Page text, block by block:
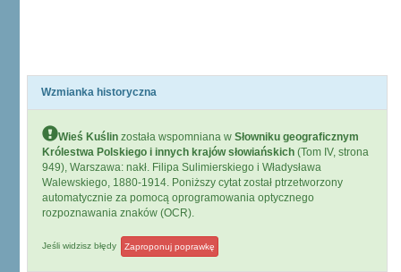
Wzmianka historyczna
Wieś Kuślin została wspomniana w Słowniku geograficznym
Królestwa Polskiego i innych krajów słowiańskich (Tom IV, strona
949), Warszawa: nakł. Filipa Sulimierskiego i Władysława
Walewskiego, 1880-1914. Poniższy cytat został ptrzetworzony
automatycznie za pomocą oprogramowania optycznego
rozpoznawania znaków (OCR).
Jeśli widzisz błędy Zaproponuj poprawkę